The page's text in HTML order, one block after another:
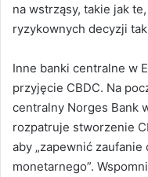
na wstrząsy, takie jak
ryzykownych decyzji
Inne banki centralne w
przyjęcie CBDC. Na
centralny Norges Bank
rozpatruje stworzenie
aby „zapewnić
monetarnego”.